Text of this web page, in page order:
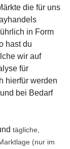
die für uns
in Form
hast du
wir auf
für
hierfür werden
bei Bedarf
tägliche,
(nur im